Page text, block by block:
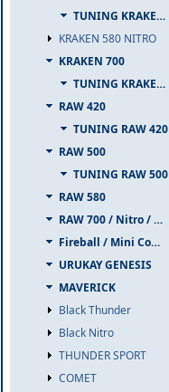
TUNING KRAKEN 580
KRAKEN 580 NITRO
KRAKEN 700
TUNING KRAKEN 700
RAW 420
TUNING RAW 420
RAW 500
TUNING RAW 500
RAW 580
RAW 700 / Nitro / PIUMA
Fireball / Mini Comet
URUKAY GENESIS
MAVERICK
Black Thunder
Black Nitro
THUNDER SPORT
COMET